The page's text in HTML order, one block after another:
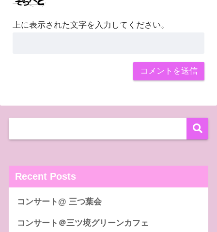
上に表示された文字を入力してください。
Recent Posts
コンサート@ 三つ葉会
コンサート＠三ツ境グリーンカフェ